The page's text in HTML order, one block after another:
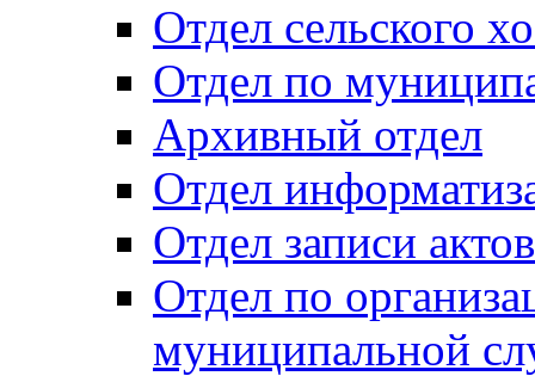
Отдел сельского
Отдел по
Архивный отдел
Отдел
Отдел записи
Отдел по
муниципальной